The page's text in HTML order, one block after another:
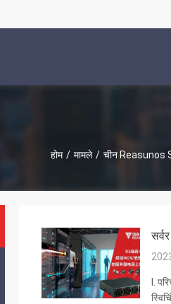
होम / मामले / चीन Reasunos
I.